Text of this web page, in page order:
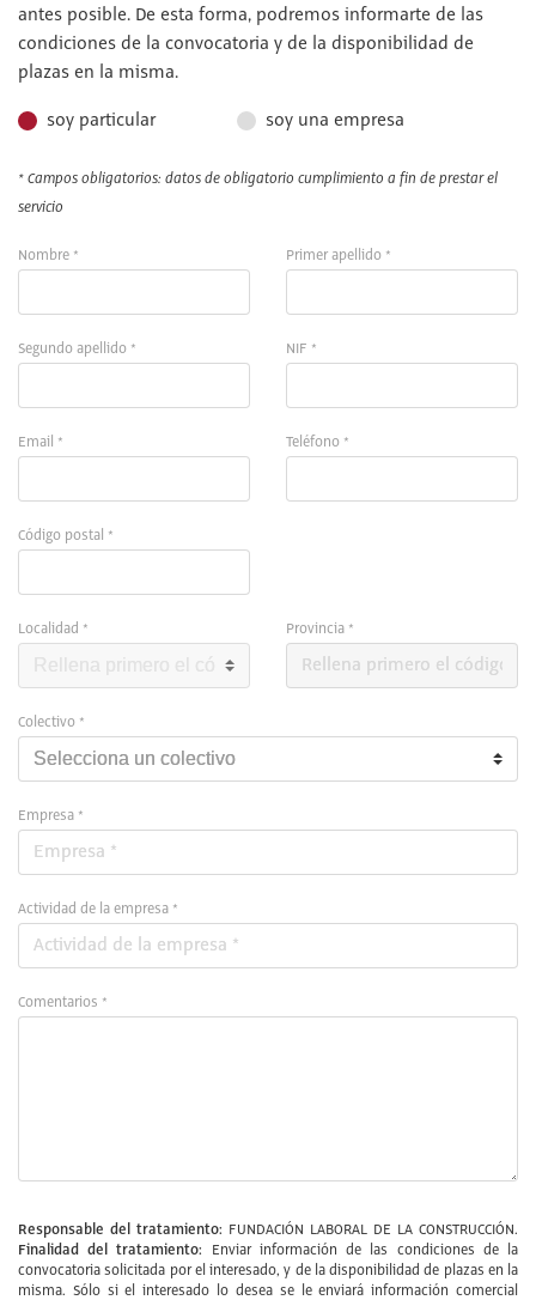
antes posible. De esta forma, podremos informarte de las
condiciones de la convocatoria y de la disponibilidad de
plazas en la misma.
soy particular soy una empresa
* Campos obligatorios: datos de obligatorio cumplimiento a fin de prestar el
servicio
Nombre * Primer apellido *
Segundo apellido * NIF *
Email * Teléfono *
Código postal *
Localidad * Provincia *
Colectivo *
Empresa *
Actividad de la empresa *
Comentarios *
Responsable del tratamiento: FUNDACIÓN LABORAL DE LA CONSTRUCCIÓN.
Finalidad del tratamiento:
Enviar información de las condiciones de la
convocatoria solicitada por el interesado, y de la disponibilidad de plazas en la
misma. Sólo si el interesado lo desea se le enviará información comercial